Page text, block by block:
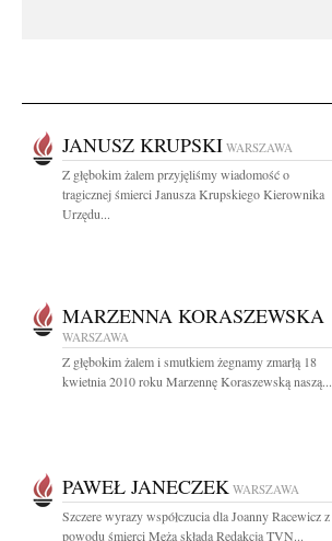
JANUSZ KRUPSKI WARSZAWA
Z głębokim żalem przyjęliśmy wiadomość o
tragicznej śmierci Janusza Krupskiego Kierownika
Urzędu...
MARZENNA KORASZEWSKA
WARSZAWA
Z głębokim żalem i smutkiem żegnamy zmarłą 18
kwietnia 2010 roku Marzennę Koraszewską naszą...
PAWEŁ JANECZEK WARSZAWA
Szczere wyrazy współczucia dla Joanny Racewicz z
powodu śmierci Męża składa Redakcja TVN...